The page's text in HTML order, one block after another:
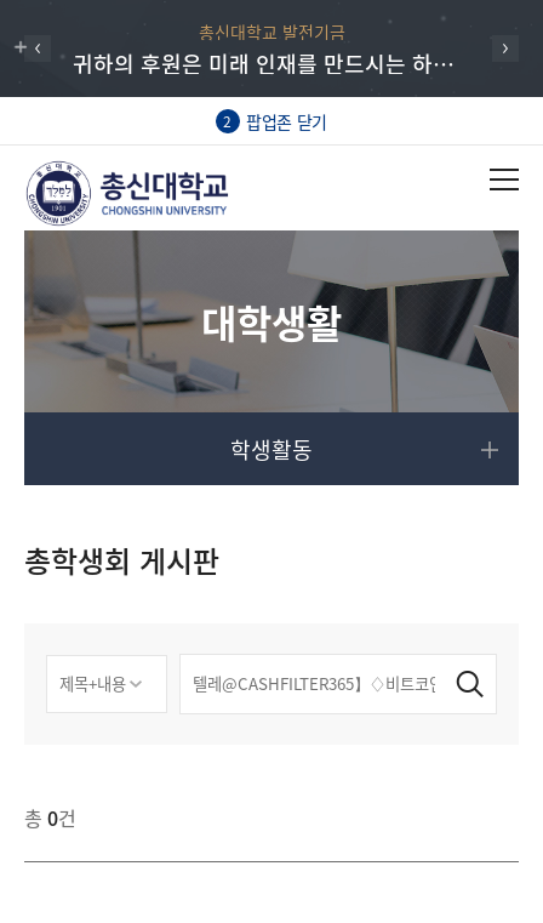
총신대학교 발전기금
귀하의 후원은 미래 인재를 만드시는 하나님의 일에 동역하는 매우 귀한 헌신입니다.
2 팝업존 닫기
대학생활
학생활동
총학생회 게시판
총 0건